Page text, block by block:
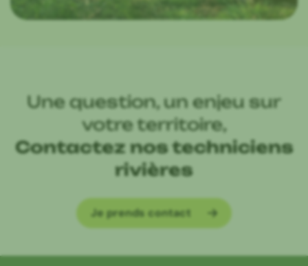
Une question, un enjeu sur
votre territoire,
Contactez nos techniciens
rivières
Je prends contact